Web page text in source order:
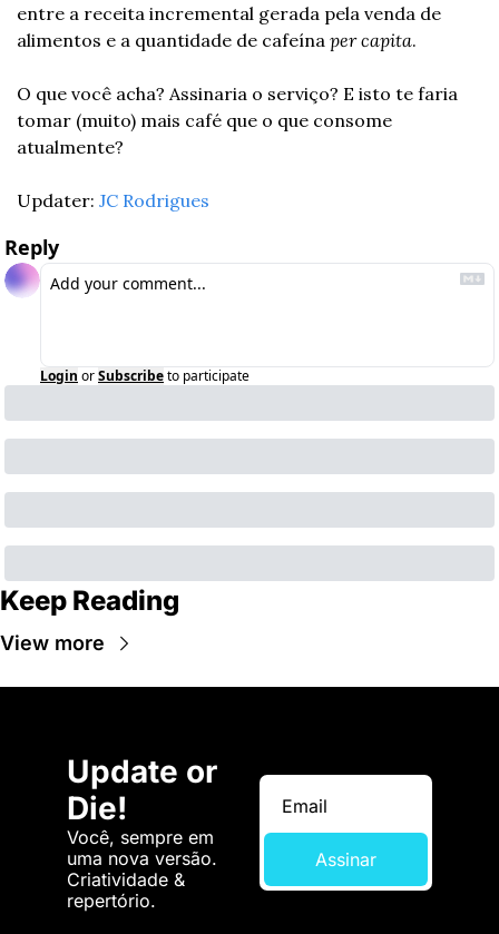
entre a receita incremental gerada pela venda de
alimentos e a quantidade de cafeína per capita.
O que você acha? Assinaria o serviço? E isto te faria
tomar (muito) mais café que o que consome
atualmente?
Updater: JC Rodrigues
Reply
Login orSubscribeto participate
Keep Reading
View more
Update or
Die!
Você, sempre em
uma nova versão.
Criatividade &
repertório.
Assinar